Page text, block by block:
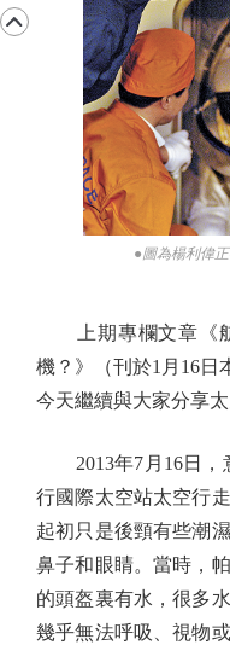
●圖為楊利偉
上期專欄文章《航
機？》（刊於1月16日
今天繼續與大家分享
2013年7月16日，
行國際太空站太空行
起初只是後頸有些潮
鼻子和眼睛。當時，
的頭盔裏有水，很多
幾乎無法呼吸、視物